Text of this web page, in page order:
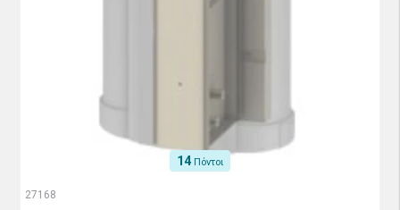
14 Πόντοι
27168